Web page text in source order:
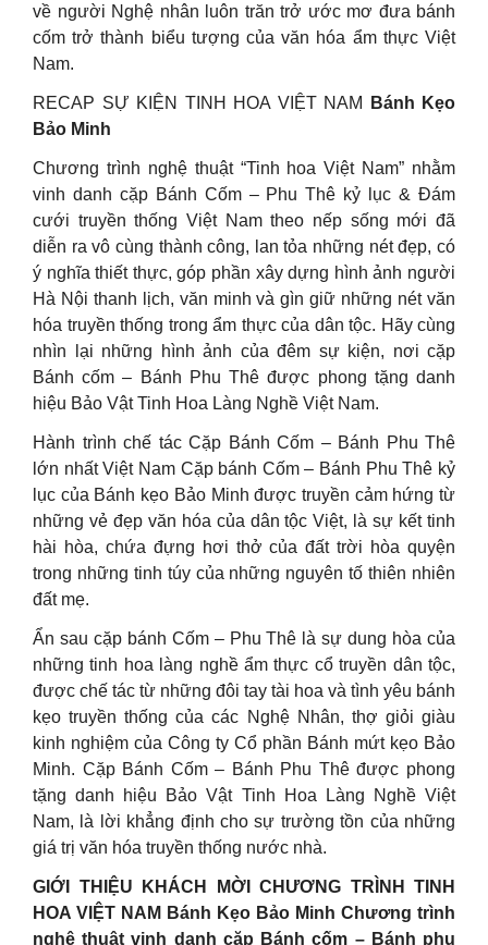
về người Nghệ nhân luôn trăn trở ước mơ đưa bánh
cốm trở thành biểu tượng của văn hóa ẩm thực Việt
Nam.
RECAP SỰ KIỆN TINH HOA VIỆT NAM
Bánh Kẹo
Bảo Minh
Chương trình nghệ thuật “Tinh hoa Việt Nam” nhằm
vinh danh cặp Bánh Cốm – Phu Thê kỷ lục & Đám
cưới truyền thống Việt Nam theo nếp sống mới đã
diễn ra vô cùng thành công, lan tỏa những nét đẹp, có
ý nghĩa thiết thực, góp phần xây dựng hình ảnh người
Hà Nội thanh lịch, văn minh và gìn giữ những nét văn
hóa truyền thống trong ẩm thực của dân tộc. Hãy cùng
nhìn lại những hình ảnh của đêm sự kiện, nơi cặp
Bánh cốm – Bánh Phu Thê được phong tặng danh
hiệu Bảo Vật Tinh Hoa Làng Nghề Việt Nam.
Hành trình chế tác Cặp Bánh Cốm – Bánh Phu Thê
lớn nhất Việt Nam Cặp bánh Cốm – Bánh Phu Thê kỷ
lục của Bánh kẹo Bảo Minh được truyền cảm hứng từ
những vẻ đẹp văn hóa của dân tộc Việt, là sự kết tinh
hài hòa, chứa đựng hơi thở của đất trời hòa quyện
trong những tinh túy của những nguyên tố thiên nhiên
đất mẹ.
Ẩn sau cặp bánh Cốm – Phu Thê là sự dung hòa của
những tinh hoa làng nghề ẩm thực cổ truyền dân tộc,
được chế tác từ những đôi tay tài hoa và tình yêu bánh
kẹo truyền thống của các Nghệ Nhân, thợ giỏi giàu
kinh nghiệm của Công ty Cổ phần Bánh mứt kẹo Bảo
Minh. Cặp Bánh Cốm – Bánh Phu Thê được phong
tặng danh hiệu Bảo Vật Tinh Hoa Làng Nghề Việt
Nam, là lời khẳng định cho sự trường tồn của những
giá trị văn hóa truyền thống nước nhà.
GIỚI THIỆU KHÁCH MỜI CHƯƠNG TRÌNH TINH
HOA VIỆT NAM Bánh Kẹo Bảo Minh Chương trình
nghệ thuật vinh danh cặp Bánh cốm – Bánh phu